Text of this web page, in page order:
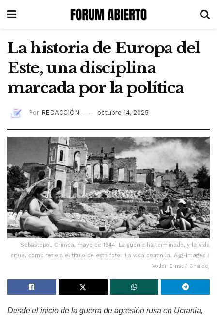
La historia de Europa del
Este, una disciplina
marcada por la política
Por REDACCIÓN octubre 14, 2025
Sebastopol, Crimea, mayo de 1944. La guerra ha terminado, y la vida
sigue, como refleja el título de esta foto: ‘La vida continúa’. Akg-Images /
Voller Ernst / Chaldej
Desde el inicio de la guerra de agresión rusa en Ucrania,